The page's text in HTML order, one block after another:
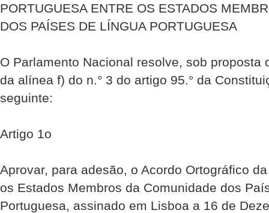
PORTUGUESA ENTRE OS ESTADOS
DOS PAÍSES DE LÍNGUA PORTUGUESA
O Parlamento Nacional resolve, sob proposta
da alínea f) do n.° 3 do artigo 95.° da
seguinte:
Artigo 1o
Aprovar, para adesão, o Acordo Ortográfico
os Estados Membros da Comunidade dos
Portuguesa, assinado em Lisboa a 16 de